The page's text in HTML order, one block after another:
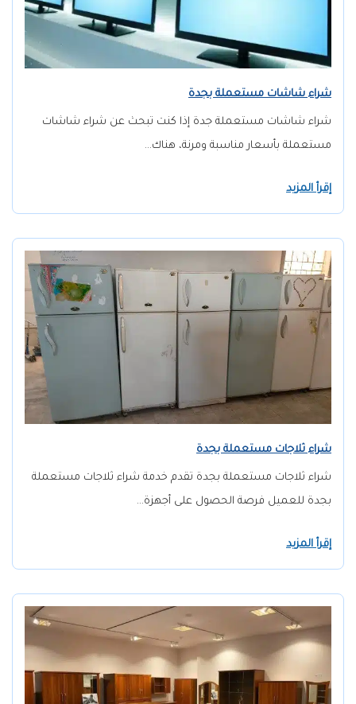
شراء شاشات مستعملة بجدة
شراء شاشات مستعملة جدة إذا كنت تبحث عن شراء شاشات
مستعملة بأسعار مناسبة ومرنة، هناك…
إقرأ المزيد
شراء ثلاجات مستعملة بجدة
شراء ثلاجات مستعملة بجدة تقدم خدمة شراء ثلاجات مستعملة
بجدة للعميل فرصة الحصول على أجهزة…
إقرأ المزيد